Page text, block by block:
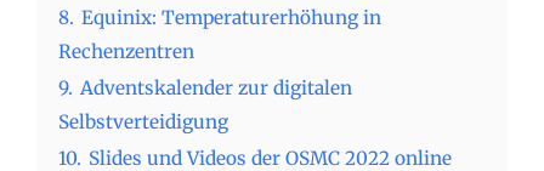
8. Equinix: Temperaturerhöhung in
Rechenzentren
9. Adventskalender zur digitalen
Selbstverteidigung
10. Slides und Videos der OSMC 2022 online